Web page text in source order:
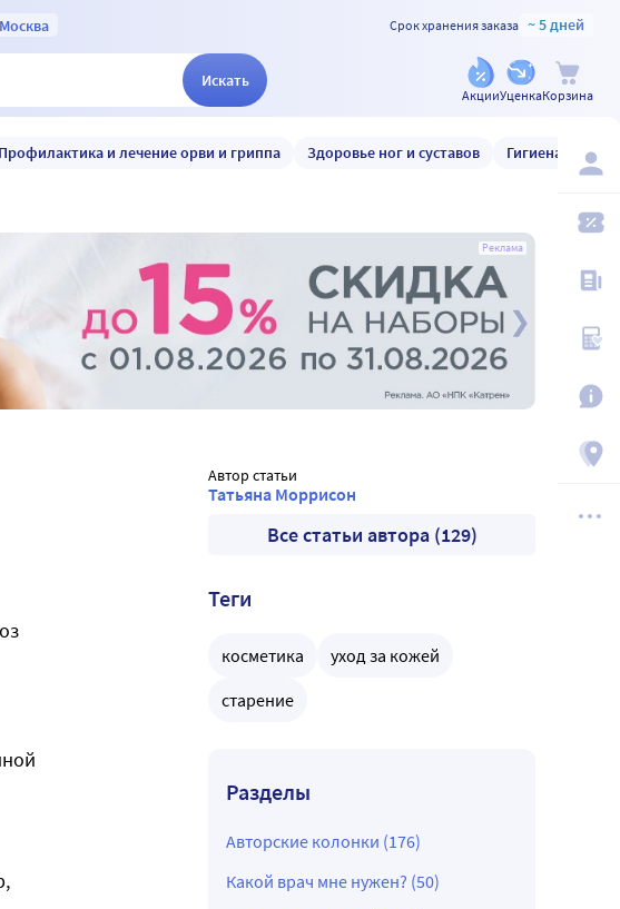
Москва Срок хранения заказа ~ 5 дней
Искать
АкцииУценкаКорзина
Профилактика и лечение орви и гриппа Здоровье ног и суставов Гигиена и уход
Реклама
Автор статьи
Татьяна Моррисон
Все статьи автора (129)
Теги
косметика
уход за кожей
старение
Разделы
Авторские колонки (176)
Какой врач мне нужен? (50)